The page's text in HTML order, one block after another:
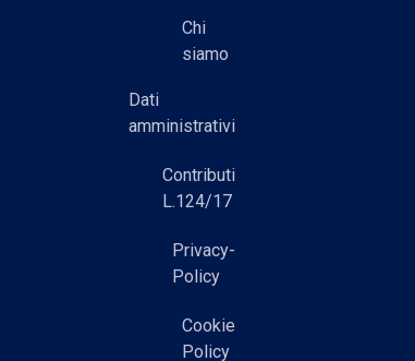
Chi
siamo
Dati
amministrativi
Contributi
L.124/17
Privacy-
Policy
Cookie
Policy